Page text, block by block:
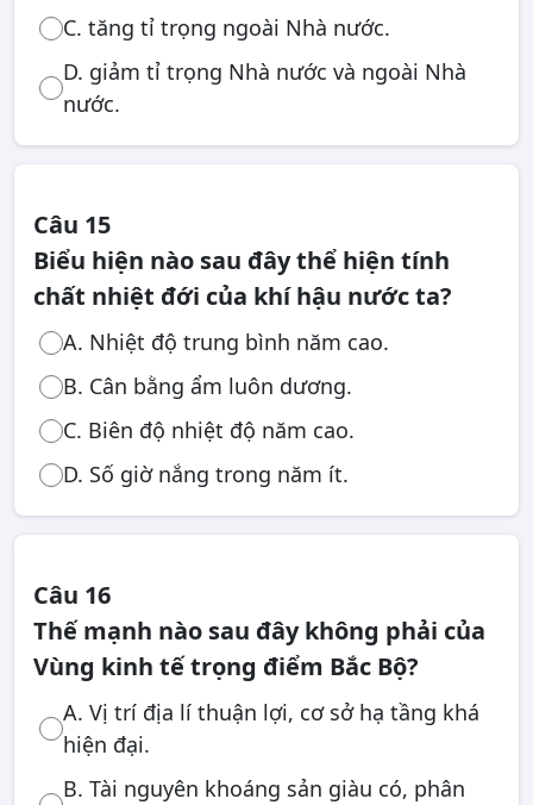
C. tăng tỉ trọng ngoài Nhà nước.
D. giảm tỉ trọng Nhà nước và ngoài Nhà
nước.
Câu 15
Biểu hiện nào sau đây thể hiện tính
chất nhiệt đới của khí hậu nước ta?
A. Nhiệt độ trung bình năm cao.
B. Cân bằng ẩm luôn dương.
C. Biên độ nhiệt độ năm cao.
D. Số giờ nắng trong năm ít.
Câu 16
Thế mạnh nào sau đây không phải của
Vùng kinh tế trọng điểm Bắc Bộ?
A. Vị trí địa lí thuận lợi, cơ sở hạ tầng khá
hiện đại.
B. Tài nguyên khoáng sản giàu có, phân